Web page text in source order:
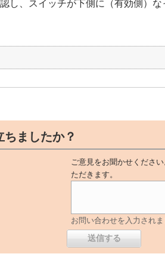
し、スイッチが下側に（有効側）な
ちましたか？
ご意見をお聞かせくださ
ただきます。
お問い合わせを入力され